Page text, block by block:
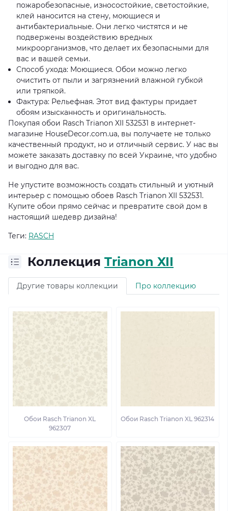
пожаробезопасные, износостойкие, светостойкие,
клей наносится на стену, моющиеся и
антибактериальные. Они легко чистятся и не
подвержены воздействию вредных
микроорганизмов, что делает их безопасными для
вас и вашей семьи.
Способ ухода: Моющиеся. Обои можно легко
очистить от пыли и загрязнений влажной губкой
или тряпкой.
Фактура: Рельефная. Этот вид фактуры придает
обоям изысканность и оригинальность.
Покупая обои Rasch Trianon XII 532531 в интернет-
магазине HouseDecor.com.ua, вы получаете не только
качественный продукт, но и отличный сервис. У нас вы
можете заказать доставку по всей Украине, что удобно
и выгодно для вас.
Не упустите возможность создать стильный и уютный
интерьер с помощью обоев Rasch Trianon XII 532531.
Купите обои прямо сейчас и превратите свой дом в
настоящий шедевр дизайна!
Теги: RASCH
Коллекция Trianon XII
Другие товары коллекции Про коллекцию
Обои Rasch Trianon XL
962307
Обои Rasch Trianon XL 962314